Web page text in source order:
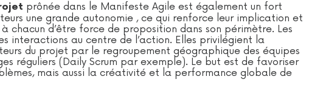
prônée dans le Manifeste Agile est également un fort
une grande autonomie , ce qui renforce leur implication et
chacun d’être force de proposition dans son périmètre. Les
interactions au centre de l’action. Elles privilégient la
du projet par le regroupement géographique des équipes
réguliers (Daily Scrum par exemple). Le but est de favoriser
mais aussi la créativité et la performance globale de